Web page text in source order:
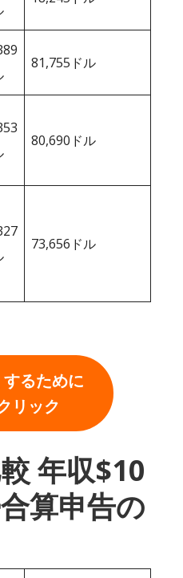
81,755ドル
80,690ドル
73,656ドル
るために
リック
年収$10
算申告の